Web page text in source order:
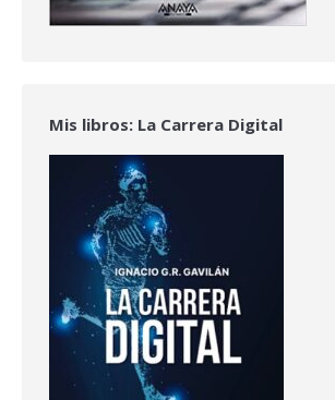
Mis libros: La Carrera Digital